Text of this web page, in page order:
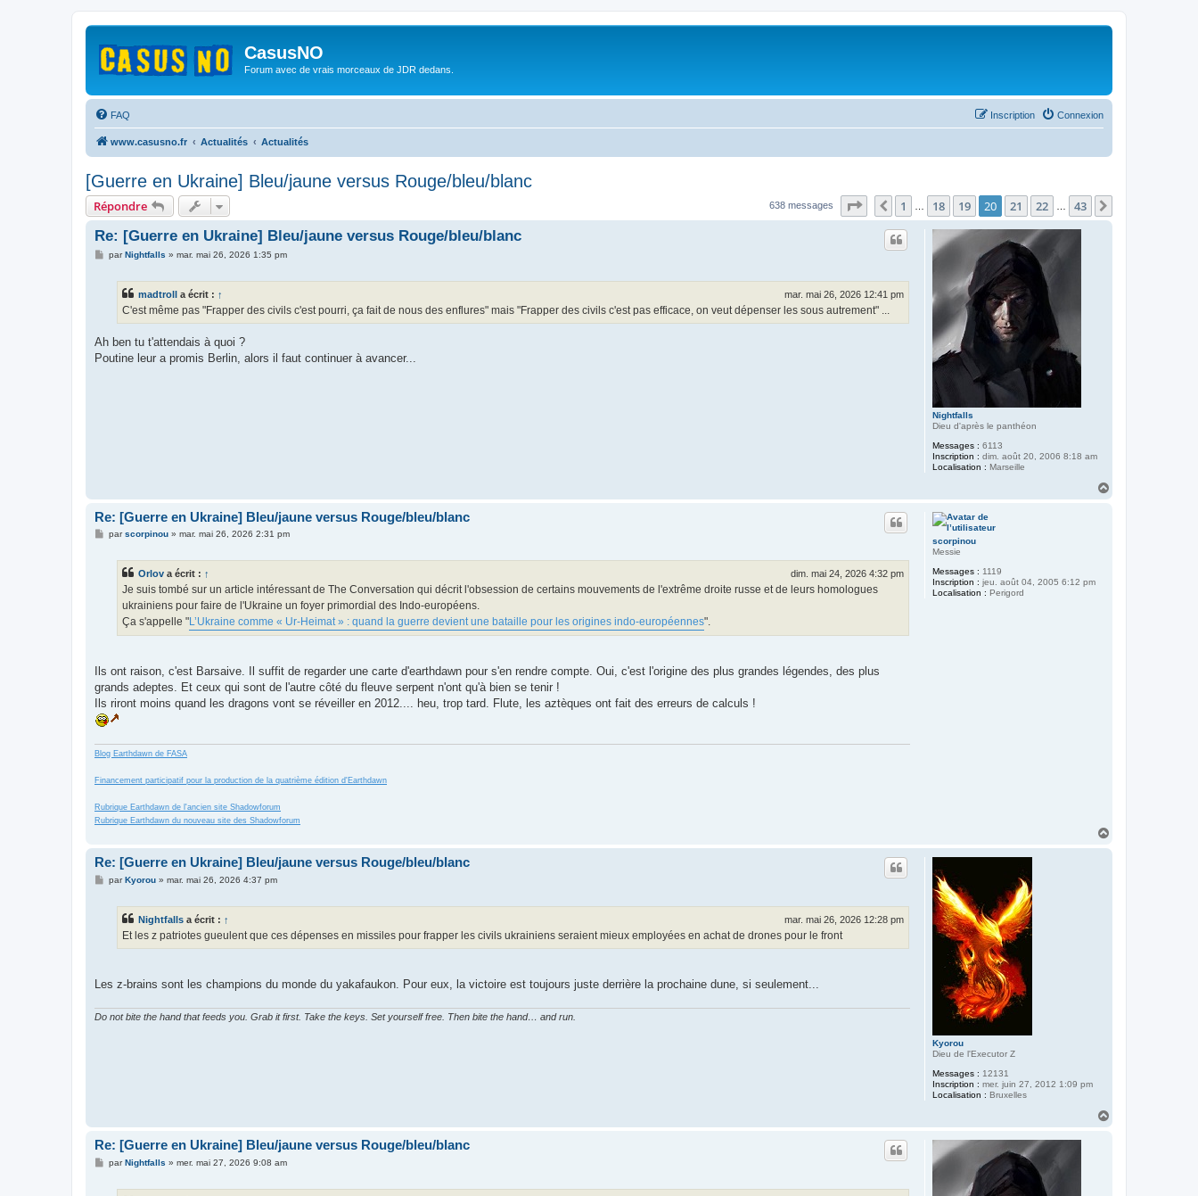
CasusNO
Forum avec de vrais morceaux de JDR dedans.
FAQ Connexion
Inscription
www.casusno.fr Actualités Actualités
[Guerre en Ukraine] Bleu/jaune versus Rouge/bleu/blanc
Répondre 638 messages Page 20 43
Précédent
1 18 19 20 21 22 43
Nightfalls
Dieu d'après le panthéon
Messages : 6113
Inscription : dim. août 20, 2006 8:18 am
Localisation : Marseille
Re: [Guerre en Ukraine] Bleu/jaune versus Rouge/bleu/blanc
MparNightfalls » mar. mai 26, 2026 1:35 pm
madtroll a écrit : ↑ mar. mai 26, 2026 12:41 pm
C'est même pas "Frapper des civils c'est pourri, ça fait de nous des enflures" mais "Frapper des civils c'est pas efficace, on veut dépenser les sous autrement" ...
Ah ben tu t'attendais à quoi ?
Poutine leur a promis Berlin, alors il faut continuer à avancer...
scorpinou
Messie
Messages : 1119
Inscription : jeu. août 04, 2005 6:12 pm
Localisation : Perigord
Re: [Guerre en Ukraine] Bleu/jaune versus Rouge/bleu/blanc
Mparscorpinou» mar. mai 26, 2026 2:31 pm
Orlov a écrit : ↑ dim. mai 24, 2026 4:32 pm
Je suis tombé sur un article intéressant de The Conversation qui décrit l'obsession de certains mouvements de l'extrême droite russe et de leurs homologues
ukrainiens pour faire de l'Ukraine un foyer primordial des Indo-européens.
Ça s'appelle "L’Ukraine comme « Ur‑Heimat » : quand la guerre devient une bataille pour les origines indo‑européennes".
Ils ont raison, c'est Barsaive. Il suffit de regarder une carte d'earthdawn pour s'en rendre compte. Oui, c'est l'origine des plus grandes légendes, des plus
grands adeptes. Et ceux qui sont de l'autre côté du fleuve serpent n'ont qu'à bien se tenir !
Ils riront moins quand les dragons vont se réveiller en 2012.... heu, trop tard. Flute, les aztèques ont fait des erreurs de calculs !
Blog Earthdawn de FASA
Financement participatif pour la production de la quatrième édition d'Earthdawn
Rubrique Earthdawn de l'ancien site Shadowforum
Rubrique Earthdawn du nouveau site des Shadowforum
Kyorou
Dieu de l'Executor Z
Messages : 12131
Inscription : mer. juin 27, 2012 1:09 pm
Localisation : Bruxelles
Re: [Guerre en Ukraine] Bleu/jaune versus Rouge/bleu/blanc
MparKyorou» mar. mai 26, 2026 4:37 pm
Nightfalls a écrit : ↑ mar. mai 26, 2026 12:28 pm
Et les z patriotes gueulent que ces dépenses en missiles pour frapper les civils ukrainiens seraient mieux employées en achat de drones pour le front
Les z-brains sont les champions du monde du yakafaukon. Pour eux, la victoire est toujours juste derrière la prochaine dune, si seulement...
Do not bite the hand that feeds you. Grab it first. Take the keys. Set yourself free. Then bite the hand… and run.
Re: [Guerre en Ukraine] Bleu/jaune versus Rouge/bleu/blanc
MparNightfalls » mer. mai 27, 2026 9:08 am